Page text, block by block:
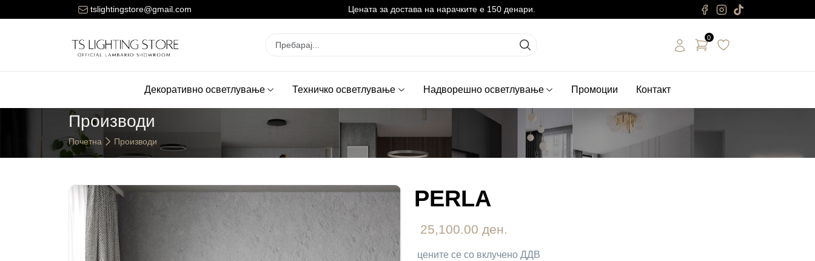
tslightingstore@gmail.com
Цената за достава на нарачките е 150 денари. Цената за достава на нарачките е 150 денари.
0
Декоративно осветлување Техничко осветлување Надворешно осветлување Промоции Контакт
Производи
Почетна Производи
PERLA
25,100.00 ден.
цените се со вклучено ДДВ